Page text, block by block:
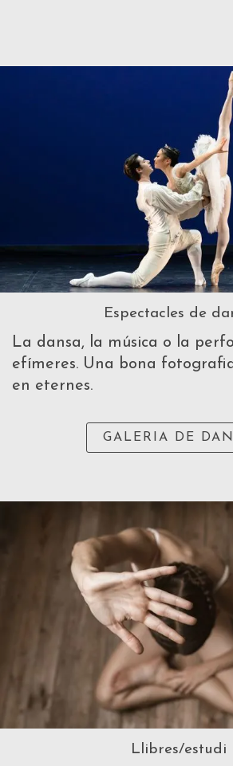
Espectacles de
La dansa, la música o la
efímeres. Una bona
en eternes.
GALERIA DE
Llibres/estudi